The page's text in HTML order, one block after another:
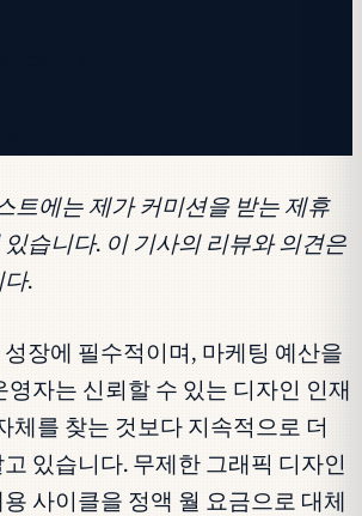
트에는 제가 커미션을 받는 제휴
습니다. 이 기사의 리뷰와 의견은
다.
장에 필수적이며, 마케팅 예산을
영자는 신뢰할 수 있는 디자인 인재
체를 찾는 것보다 지속적으로 더
있습니다. 무제한 그래픽 디자인
사이클을 정액 월 요금으로 대체